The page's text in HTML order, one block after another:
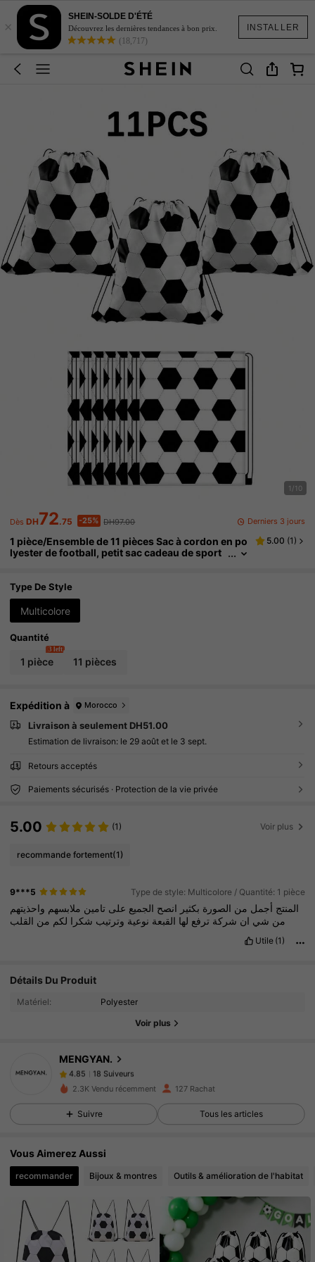
INSTALLER
×
SHEIN-SOLDE D'ÉTÉ
Découvrez les dernières tendances à bon prix.
(18,717)
1/10
Dès DH72.75 -25% DH97.00 Derniers 3 jours
1 pièce/Ensemble de 11 pièces Sac à cordon en po
lyester de football, petit sac cadeau de sport
deau d'équipe, le fitness, le sac à dos pour les fou
rnitures de match du campus (9,84 * 11,73 pouce
5.00 (1 )
Type De Style
Multicolore
Quantité
1 pièce
3 left
11 pièces
Expédition à Morocco
Livraison à seulement DH51.00
Estimation de livraison: le 29 août et le 3 sept.
Retours acceptés
Paiements sécurisés · Protection de la vie privée
5.00 (1) Voir plus
recommande fortement(1)
9***5 Type de style: Multicolore / Quantité: 1 pièce
المنتج أجمل من الصورة بكثير انصح الجميع على تامين ملابسهم واحذيتهم
من شي ان شركة ترفع لها القبعة نوعية وترتيب شكرا لكم من القلب
Utile (1)
Détails Du Produit
Matériel: Polyester
Voir plus
MENGYAN.
4.85 18 Suiveurs
18 Suiveurs
4.85 18 Suiveurs
4.85
4.85 18 Suiveurs
2.3K Vendu récemment 127 Rachat
Suivre Tous les articles
Vous Aimerez Aussi
recommander Bijoux & montres Outils & amélioration de l'habitat